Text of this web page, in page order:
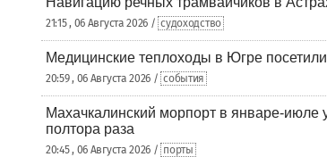
21:15 , 06 Августа 2026 / судоходство
Медицинские теплоходы в Югре
20:59 , 06 Августа 2026 / события
Махачкалинский морпорт в январе-июле
полтора раза
20:45 , 06 Августа 2026 / порты